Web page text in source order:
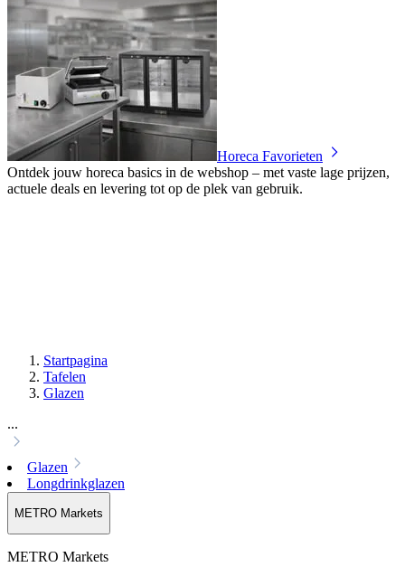
Horeca Favorieten
Ontdek jouw horeca basics in de webshop – met vaste lage prijzen,
actuele deals en levering tot op de plek van gebruik.
Startpagina
Tafelen
Glazen
...
Glazen
Longdrinkglazen
METRO Markets
METRO Markets